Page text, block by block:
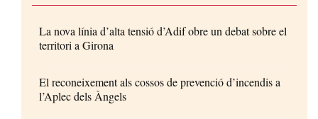
La nova línia d’alta tensió d’Adif obre un debat sobre el
territori a Girona
El reconeixement als cossos de prevenció d’incendis a
l’Aplec dels Àngels